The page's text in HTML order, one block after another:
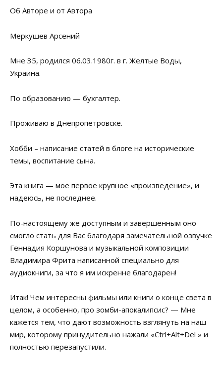
Об Авторе и от Автора
Меркушев Арсений
Мне 35, родился 06.03.1980г. в г. Желтые Воды,
Украина.
По образованию — бухгалтер.
Проживаю в Днепропетровске.
Хобби – написание статей в блоге на исторические
темы, воспитание сына.
Эта книга — мое первое крупное «произведение», и
надеюсь, не последнее.
По-настоящему же доступным и завершенным оно
смогло стать для Вас благодаря замечательной озвучке
Геннадия Коршунова и музыкальной композиции
Владимира Фрита написанной специально для
аудиокниги, за что я им искренне благодарен!
Итак! Чем интересны фильмы или книги о конце света в
целом, а особенно, про зомби-апокалипсис? — Мне
кажется тем, что дают возможность взглянуть на наш
мир, которому принудительно нажали «Ctrl+Alt+Del » и
полностью перезапустили.